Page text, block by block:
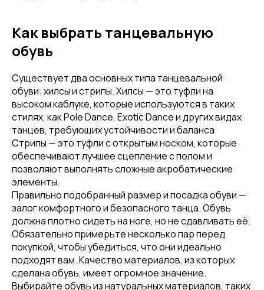
Как выбрать танцевальную
обувь
Существует два основных типа танцевальной
обуви: хилсы и стрипы. Хилсы — это туфли на
высоком каблуке, которые используются в таких
стилях, как Pole Dance, Exotic Dance и других видах
танцев, требующих устойчивости и баланса.
Стрипы — это туфли с открытым носком, которые
обеспечивают лучшее сцепление с полом и
позволяют выполнять сложные акробатические
элементы.
Правильно подобранный размер и посадка обуви —
залог комфортного и безопасного танца. Обувь
должна плотно сидеть на ноге, но не сдавливать её.
Обязательно примерьте несколько пар перед
покупкой, чтобы убедиться, что они идеально
подходят вам. Качество материалов, из которых
сделана обувь, имеет огромное значение.
Выбирайте обувь из натуральных материалов, таких